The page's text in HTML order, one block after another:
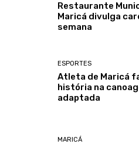
Restaurante
Maricá divulga
semana
ESPORTES
Atleta de Maricá
história na
adaptada
MARICÁ